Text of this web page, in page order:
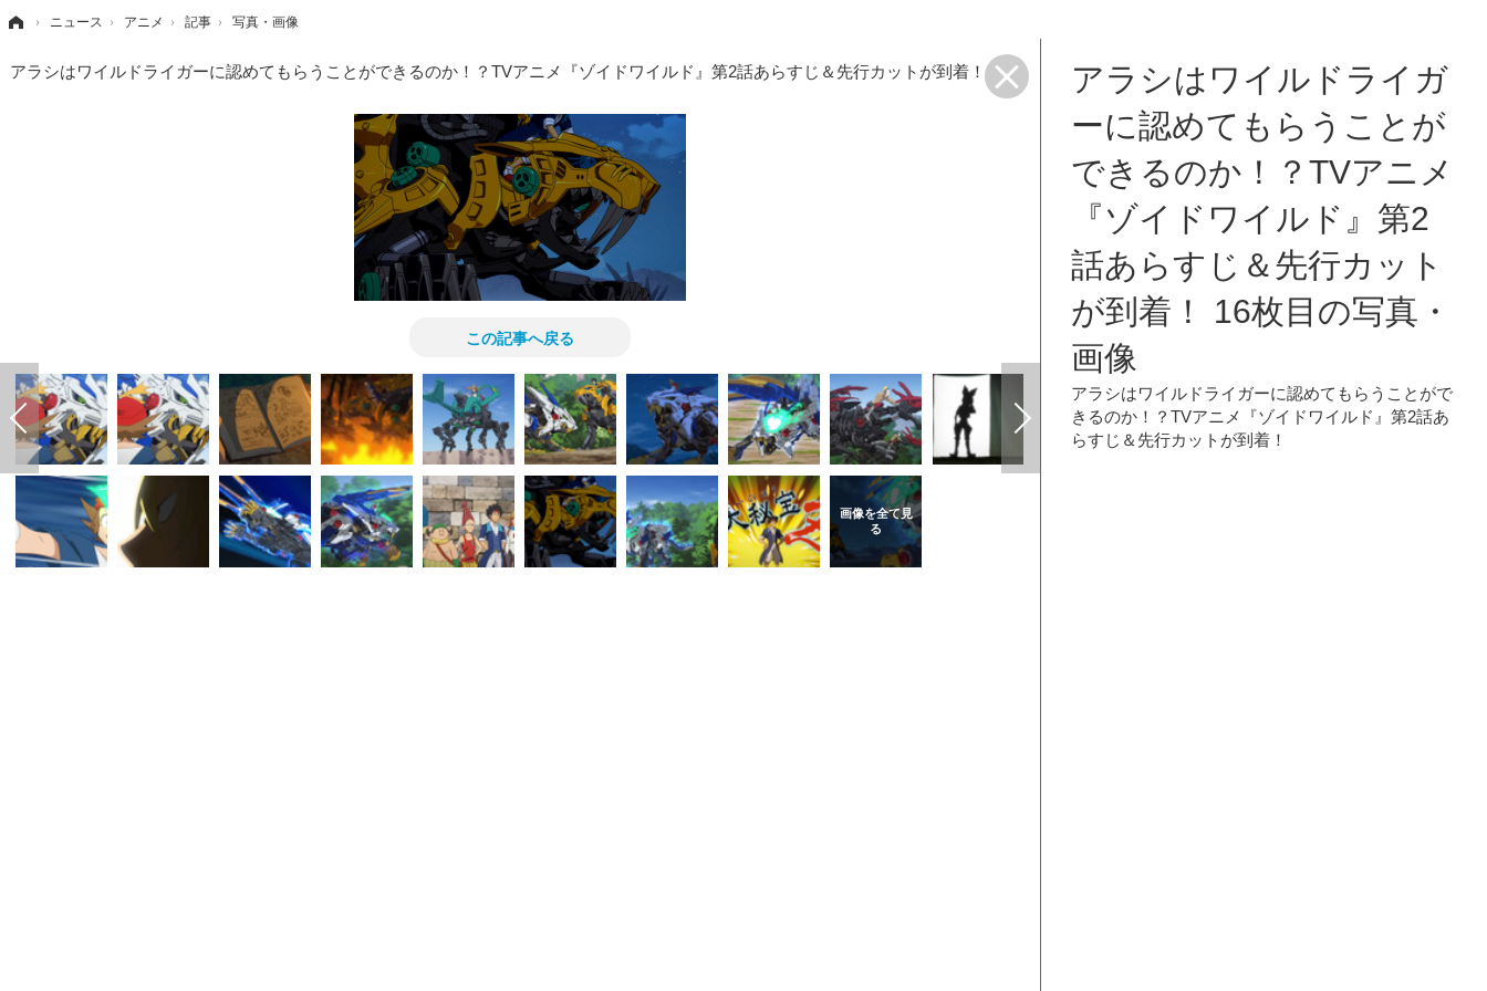
› ニュース › アニメ › 記事 › 写真・画像
アラシはワイルドライガーに認めてもらうことができるのか！？TVアニメ『ゾイドワイルド』第2話あらすじ＆先行カットが到着！
この記事へ戻る
アラシはワイルドライガ
ーに認めてもらうことが
できるのか！？TVアニメ
『ゾイドワイルド』第2
話あらすじ＆先行カット
が到着！ 16枚目の写真・
画像
アラシはワイルドライガーに認めてもらうことがで
きるのか！？TVアニメ『ゾイドワイルド』第2話あ
らすじ＆先行カットが到着！